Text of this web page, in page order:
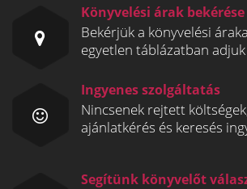
Könyvelési árak bekérése
Bekérjük a könyvelési
egyetlen táblázatban
Ingyenes szolgáltatás
Nincsenek rejtett
ajánlatkérés és keresés
Segítünk könyvelőt